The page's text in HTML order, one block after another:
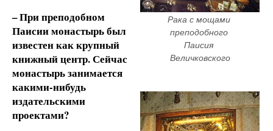
Рака с мощами
преподобного
Паисия
Величковского
– При преподобном
Паисии монастырь был
известен как крупный
книжный центр. Сейчас
монастырь занимается
какими-нибудь
издательскими
проектами?